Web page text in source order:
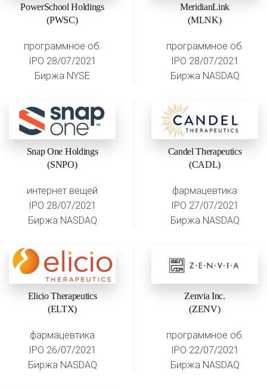
PowerSchool Holdings
(PWSC)
программное об.
IPO 28/07/2021
Биржа NYSE
MeridianLink
(MLNK)
программное об.
IPO 28/07/2021
Биржа NASDAQ
Snap One Holdings
(SNPO)
интернет вещей
IPO 28/07/2021
Биржа NASDAQ
Candel Therapeutics
(CADL)
фармацевтика
IPO 27/07/2021
Биржа NASDAQ
Elicio Therapeutics
(ELTX)
фармацевтика
IPO 26/07/2021
Биржа NASDAQ
Zenvia Inc.
(ZENV)
программное об.
IPO 22/07/2021
Биржа NASDAQ